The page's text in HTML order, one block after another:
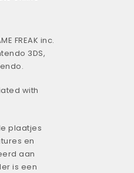
FREAK inc.
3DS,
with
plaatjes
en
aan
is een